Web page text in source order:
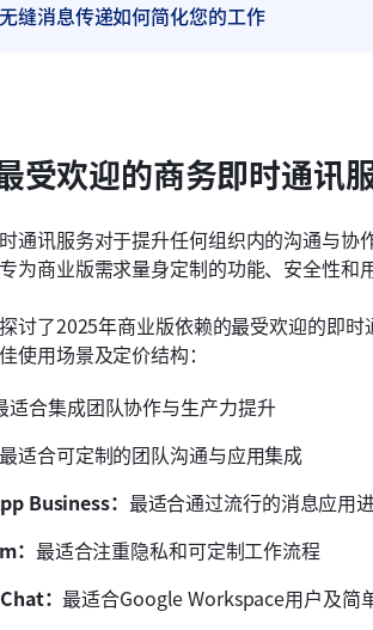
缝消息传递如何简化您的工作
受欢迎的商务即时通讯
通讯服务对于提升任何组织内的沟通与
为商业版需求量身定制的功能、安全性和
讨了2025年商业版依赖的最受欢迎的即
使用场景及定价结构：
适合集成团队协作与生产力提升
最适合可定制的团队沟通与应用集成
Business： 最适合通过流行的消息应用
： 最适合注重隐私和可定制工作流程
：最适合Google Workspace用户及简